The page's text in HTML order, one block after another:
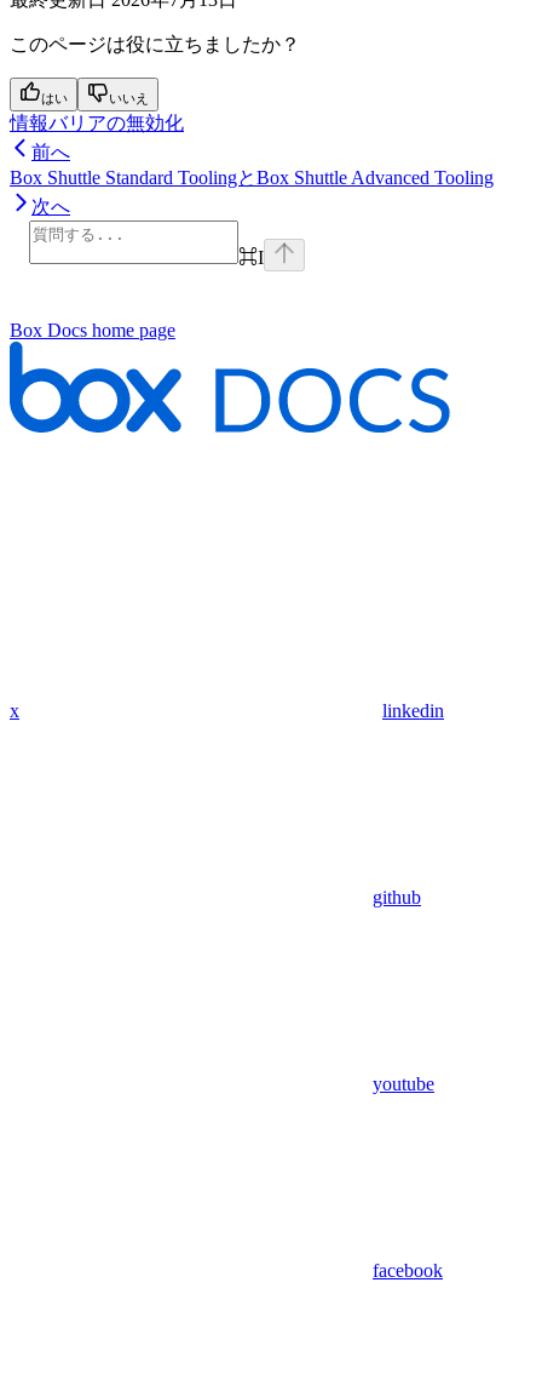
このページは役に立ちましたか？
はい いいえ
情報バリアの無効化
前へ
Box Shuttle Standard ToolingとBox Shuttle Advanced Tooling
次へ
⌘I
Box Docs home page
x linkedin
github
youtube
facebook